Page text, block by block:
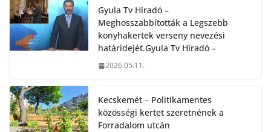
Gyula Tv Híradó –
Meghosszabbították a Legszebb
konyhakertek verseny nevezési
határidejét.Gyula Tv Híradó –
2026.05.11.
Kecskemét – Politikamentes
közösségi kertet szeretnének a
Forradalom utcán